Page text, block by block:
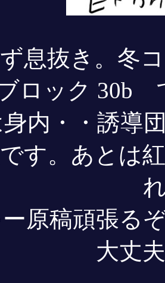
息抜き。冬
ロック 30b
内・・誘導
す。あとは
原稿頑張る
大丈